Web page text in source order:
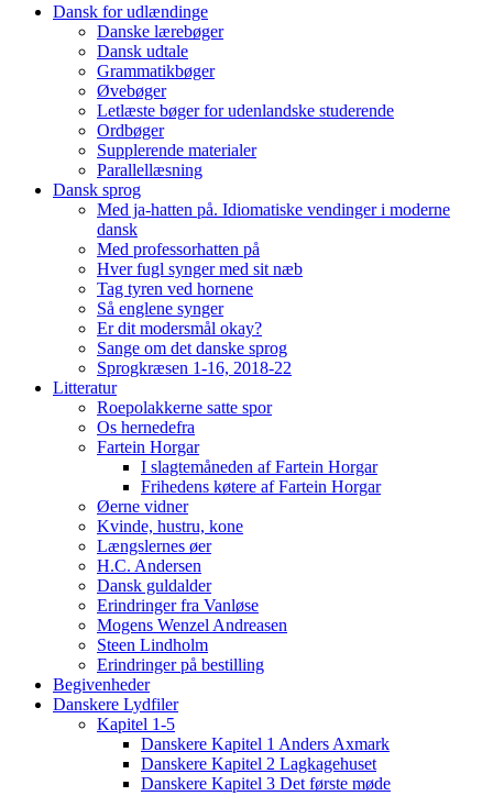
Dansk for udlændinge
Danske lærebøger
Dansk udtale
Grammatikbøger
Øvebøger
Letlæste bøger for udenlandske studerende
Ordbøger
Supplerende materialer
Parallellæsning
Dansk sprog
Med ja-hatten på. Idiomatiske vendinger i moderne
dansk
Med professorhatten på
Hver fugl synger med sit næb
Tag tyren ved hornene
Så englene synger
Er dit modersmål okay?
Sange om det danske sprog
Sprogkræsen 1-16, 2018-22
Litteratur
Roepolakkerne satte spor
Os hernedefra
Fartein Horgar
I slagtemåneden af Fartein Horgar
Frihedens køtere af Fartein Horgar
Øerne vidner
Kvinde, hustru, kone
Længslernes øer
H.C. Andersen
Dansk guldalder
Erindringer fra Vanløse
Mogens Wenzel Andreasen
Steen Lindholm
Erindringer på bestilling
Begivenheder
Danskere Lydfiler
Kapitel 1-5
Danskere Kapitel 1 Anders Axmark
Danskere Kapitel 2 Lagkagehuset
Danskere Kapitel 3 Det første møde